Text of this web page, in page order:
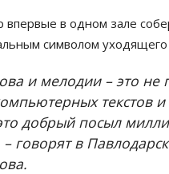
впервые в одном зале
символом
и мелодии – это не
текстов
добрый посыл
говорят в